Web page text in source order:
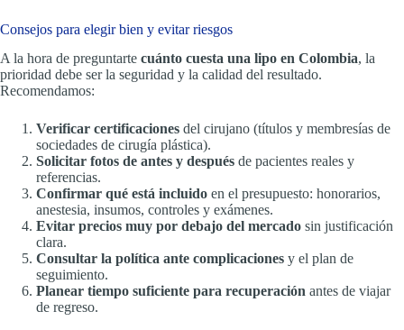
Consejos para elegir bien y evitar riesgos
A la hora de preguntarte cuánto cuesta una lipo en Colombia, la
prioridad debe ser la seguridad y la calidad del resultado.
Recomendamos:
Verificar certificaciones del cirujano (títulos y membresías de
sociedades de cirugía plástica).
Solicitar fotos de antes y después de pacientes reales y
referencias.
Confirmar qué está incluido en el presupuesto: honorarios,
anestesia, insumos, controles y exámenes.
Evitar precios muy por debajo del mercado sin justificación
clara.
Consultar la política ante complicaciones y el plan de
seguimiento.
Planear tiempo suficiente para recuperación antes de viajar
de regreso.